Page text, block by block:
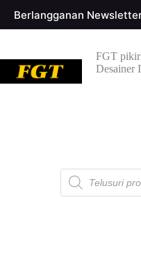
Berlangganan
FGT
Desainer